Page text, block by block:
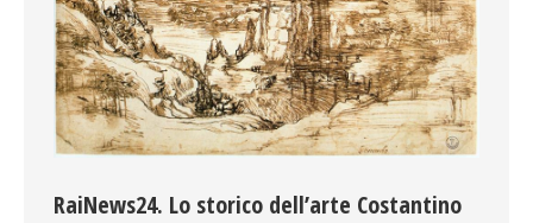
RaiNews24. Lo storico dell’arte Costantino